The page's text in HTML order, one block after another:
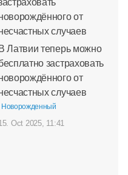
В Латвии теперь можно
застраховать
от
случаев
Новорожденный
Oct 2025, 11:41